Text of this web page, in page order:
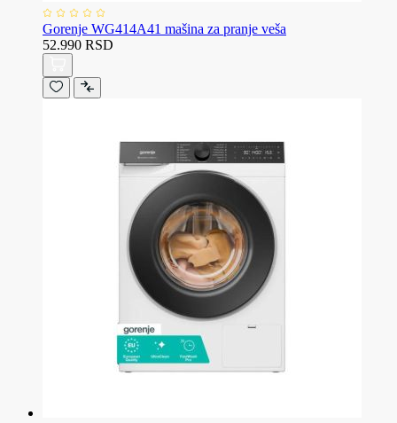
Gorenje WG414A41 mašina za pranje veša
52.990 RSD